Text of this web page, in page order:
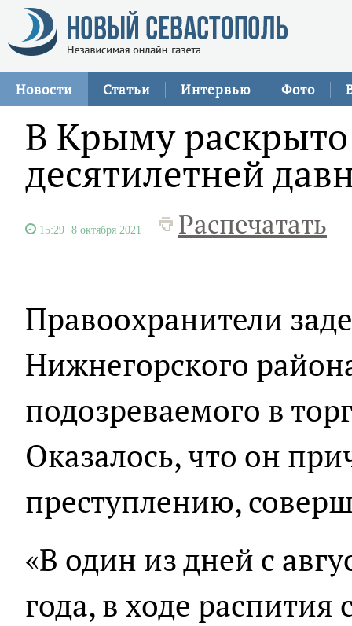
Новости Статьи Интервью Фото
В Крыму раскрыто
десятилетней
15:29 8 октября 2021 Распечатать
Правоохранители
Нижнегорского
подозреваемого в
Оказалось, что он
преступлению,
«В один из дней с
года, в ходе